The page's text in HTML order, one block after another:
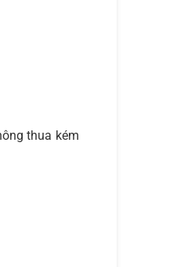
thua kém